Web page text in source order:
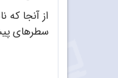
از آنجا
سطرهای